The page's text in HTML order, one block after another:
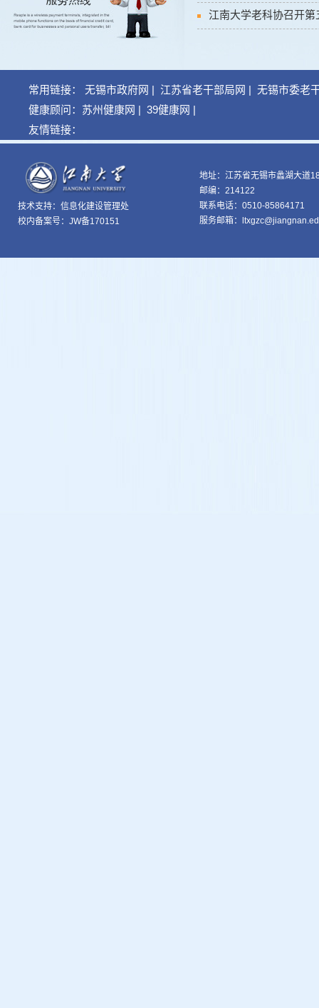
江南大学老科协召开
常用链接： 无锡市政府网 | 江苏省老干部局网 | 无锡市委老
健康顾问： 苏州健康网 | 39健康网 |
友情链接：
技术支持： 信息化建设管理处
校内备案号：JW备170151
地址：江苏省无锡市蠡湖大道
邮编：214122
联系电话：0510-85864171
服务邮箱：